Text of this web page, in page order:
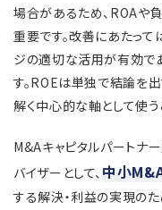
場合があるため、ROAや
重要です。改善にあたって
ジの適切な活用が有効で
す。ROEは単独で結論を
解く中心的な軸として使う
M&Aキャピタルパートナ
バイザーとして、 中小
する解決・利益の実現の